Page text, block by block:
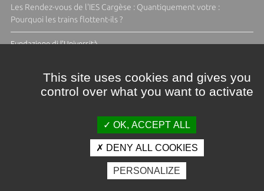
Les Rendez-vous de l'IES Cargèse : Quantiquement votre :
Pourquoi les trains flottent-ils ?
Fundazione di l'Università
Crédits et mentions légales
Espace presse
Photothèque
This site uses cookies and gives you
control over what you want to activate
OK, ACCEPT ALL
DENY ALL COOKIES
PERSONALIZE